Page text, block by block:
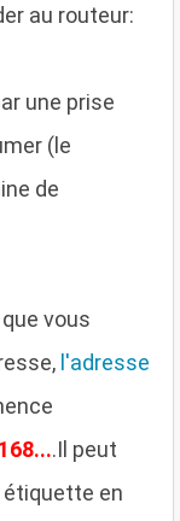
au routeur:
une prise
(le
de
vous
l'adresse
.Il peut
en